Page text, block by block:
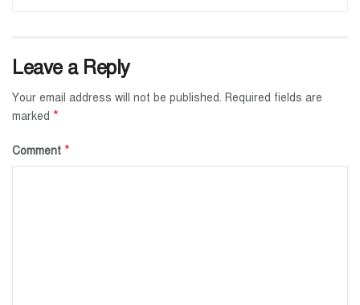
Leave a Reply
Your email address will not be published. Required fields are
marked *
Comment *